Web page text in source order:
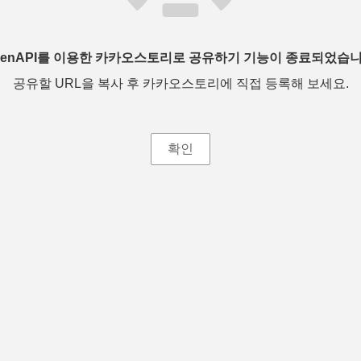
를 이용한 카카오스토리로 공유하기 기능이 종료되었습
공유할 URL을 복사 후 카카오스토리에 직접 등록해 보세요.
확인